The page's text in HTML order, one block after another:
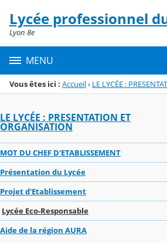
Menu de la rubrique
Contenu
Lycée professionnel
Lyon 8e
MENU
Vous êtes ici : Accueil› LE LYCÉE :
LE LYCÉE : PRESENTATION ET
ORGANISATION
MOT DU CHEF D'ETABLISSEMENT
Présentation du Lycée
Projet d'Etablissement
Lycée Eco-Responsable
Aide de la région AURA